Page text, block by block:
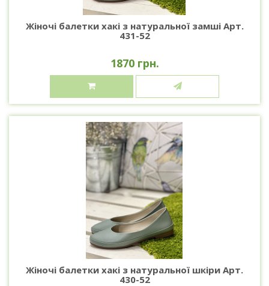
Жіночі балетки хакі з натуральної замші Арт.
431-52
1870 грн.
Жіночі балетки хакі з натуральної шкіри Арт.
430-52